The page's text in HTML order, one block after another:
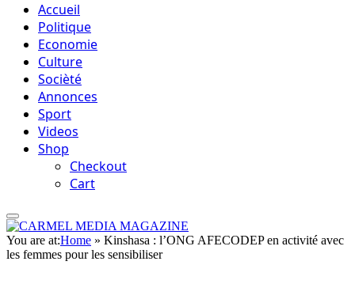
Accueil
Politique
Economie
Culture
Socièté
Annonces
Sport
Videos
Shop
Checkout
Cart
You are at:Home » Kinshasa : l’ONG AFECODEP en activité avec
les femmes pour les sensibiliser